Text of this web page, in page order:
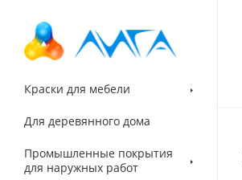
Краски для мебели
Для деревянного дома
Промышленные покрытия
для наружных работ